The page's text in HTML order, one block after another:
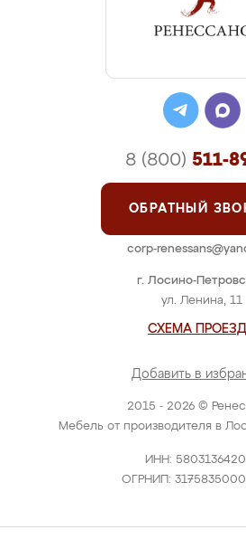
2015 - 2026 ©
Мебель от производителя в
ИНН:
ОГРНИП:
г. Лосино-
ул. Ленина, 11
СХЕМА
Добавить в
8 (800) 511-
ОБРАТНЫЙ
corp-